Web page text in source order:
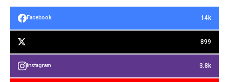
Facebook 14k
899
Instagram 3.8k